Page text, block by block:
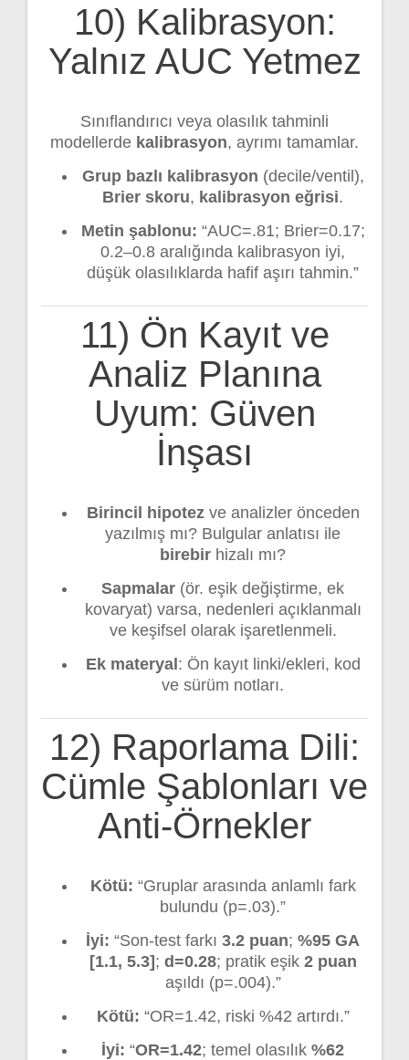
10) Kalibrasyon:
Yalnız AUC Yetmez
Sınıflandırıcı veya olasılık tahminli
modellerde kalibrasyon, ayrımı tamamlar.
Grup bazlı kalibrasyon (decile/ventil),
Brier skoru, kalibrasyon eğrisi.
Metin şablonu: “AUC=.81; Brier=0.17;
0.2–0.8 aralığında kalibrasyon iyi,
düşük olasılıklarda hafif aşırı tahmin.”
11) Ön Kayıt ve
Analiz Planına
Uyum: Güven
İnşası
Birincil hipotezve analizler önceden
yazılmış mı? Bulgular anlatısı ile
birebir hizalı mı?
Sapmalar (ör. eşik değiştirme, ek
kovaryat) varsa, nedenleri açıklanmalı
ve keşifsel olarak işaretlenmeli.
Ek materyal: Ön kayıt linki/ekleri, kod
ve sürüm notları.
12) Raporlama Dili:
Cümle Şablonları ve
Anti-Örnekler
Kötü: “Gruplar arasında anlamlı fark
bulundu (p=.03).”
İyi: “Son-test farkı 3.2 puan; %95 GA
[1.1, 5.3]; d=0.28; pratik eşik 2 puan
aşıldı (p=.004).”
Kötü: “OR=1.42, riski %42 artırdı.”
İyi: “OR=1.42; temel olasılık %62